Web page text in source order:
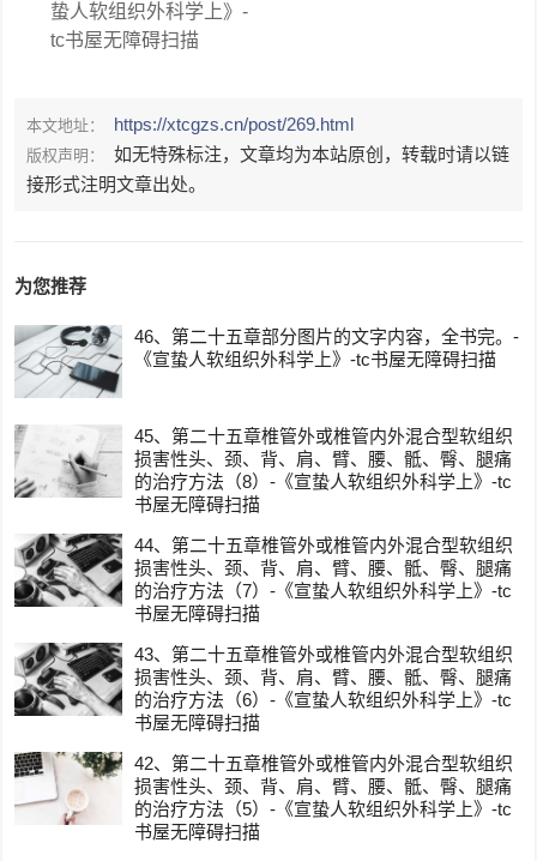
蛰人软组织外科学上》-
tc书屋无障碍扫描
本文地址： https://xtcgzs.cn/post/269.html
版权声明：
如无特殊标注，文章均为本站原创，转载时请以链
接形式注明文章出处。
为您推荐
46、第二十五章部分图片的文字内容，全书完。-
《宣蛰人软组织外科学上》-tc书屋无障碍扫描
45、第二十五章椎管外或椎管内外混合型软组织
损害性头、颈、背、肩、臂、腰、骶、臀、腿痛
的治疗方法（8）-《宣蛰人软组织外科学上》-tc
书屋无障碍扫描
44、第二十五章椎管外或椎管内外混合型软组织
损害性头、颈、背、肩、臂、腰、骶、臀、腿痛
的治疗方法（7）-《宣蛰人软组织外科学上》-tc
书屋无障碍扫描
43、第二十五章椎管外或椎管内外混合型软组织
损害性头、颈、背、肩、臂、腰、骶、臀、腿痛
的治疗方法（6）-《宣蛰人软组织外科学上》-tc
书屋无障碍扫描
42、第二十五章椎管外或椎管内外混合型软组织
损害性头、颈、背、肩、臂、腰、骶、臀、腿痛
的治疗方法（5）-《宣蛰人软组织外科学上》-tc
书屋无障碍扫描